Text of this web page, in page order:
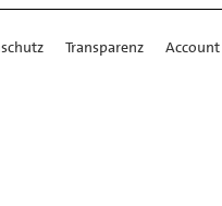
Transparenz Account